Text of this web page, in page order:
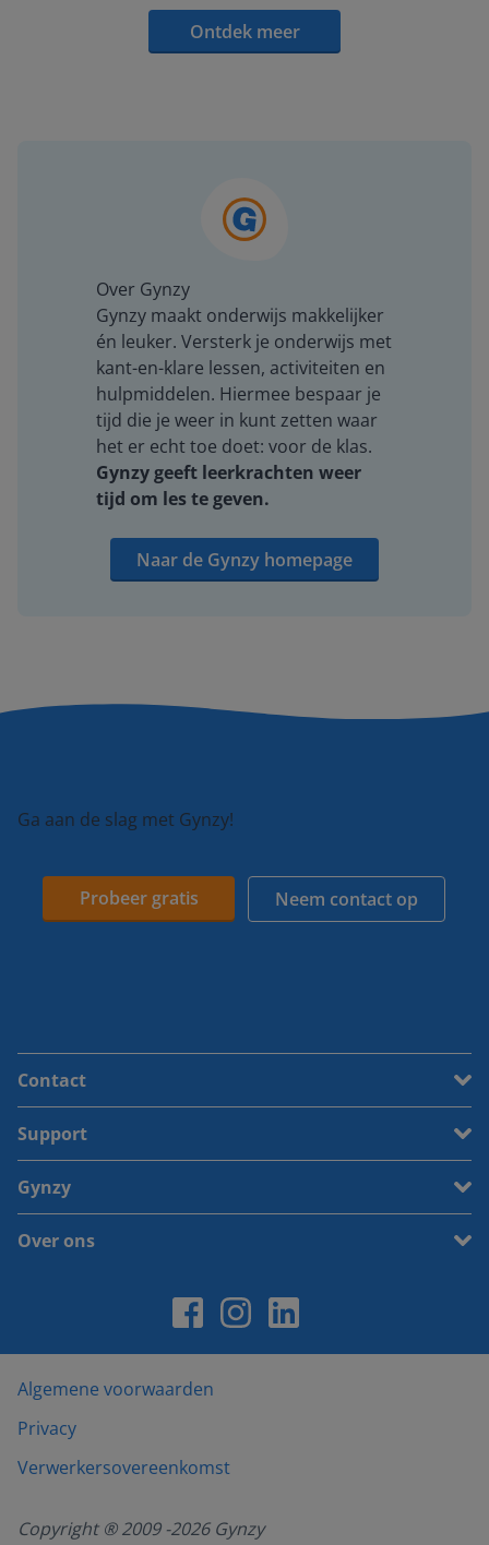
Ontdek meer
Over Gynzy
Gynzy maakt onderwijs makkelijker
én leuker. Versterk je onderwijs met
kant-en-klare lessen, activiteiten en
hulpmiddelen. Hiermee bespaar je
tijd die je weer in kunt zetten waar
het er echt toe doet: voor de klas.
Gynzy geeft leerkrachten weer
tijd om les te geven.
Naar de Gynzy homepage
Ga aan de slag met Gynzy!
Probeer gratis Neem contact op
Contact
Support
Gynzy
Over ons
Algemene voorwaarden
Privacy
Verwerkersovereenkomst
Copyright ® 2009 -2026Gynzy